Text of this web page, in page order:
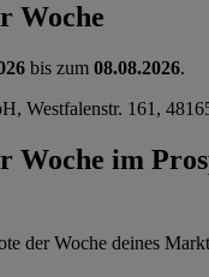
Woche
bis zum 08.08.2026.
Westfalenstr. 161,
Woche im
der Woche deines